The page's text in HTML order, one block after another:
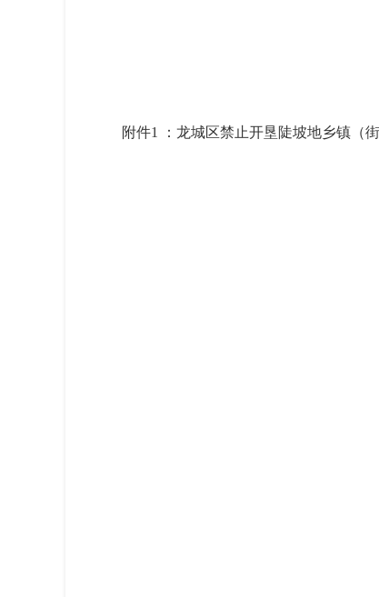
附件1 ：龙城区禁止开垦陡坡地乡镇（街